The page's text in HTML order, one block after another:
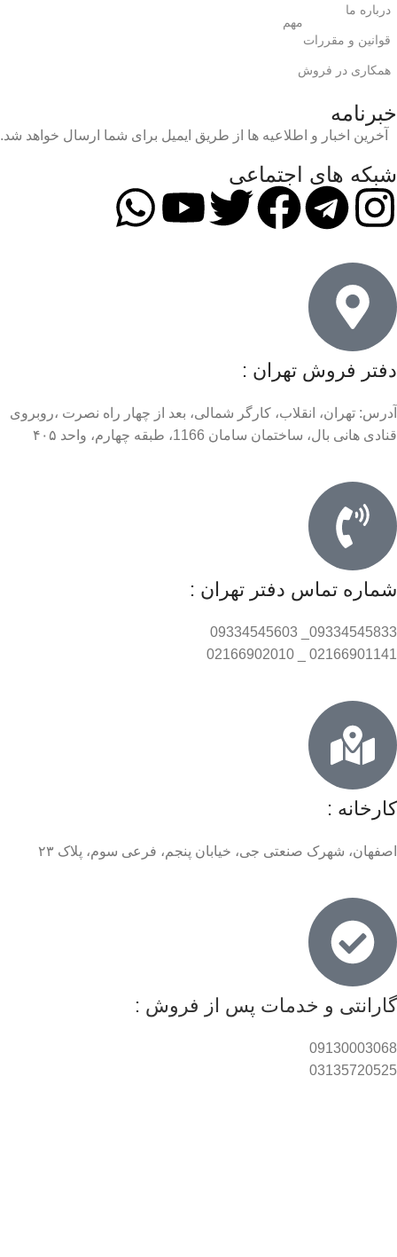
درباره ما
قوانین و مقررات
مهم
همکاری در فروش
خبرنامه
آخرین اخبار و اطلاعیه ها از طریق ایمیل برای شما ارسال خواهد شد.
شبکه های اجتماعی
دفتر فروش تهران :
آدرس: تهران، انقلاب، کارگر شمالی، بعد از چهار راه نصرت ،روبروی
قنادی هانی بال، ساختمان سامان 1166، طبقه چهارم، واحد ۴۰۵
شماره تماس دفتر تهران :
09334545833_ 09334545603
02166901141 _ 02166902010
کارخانه :
اصفهان، شهرک صنعتی جی، خیابان پنجم، فرعی سوم، پلاک ۲۳
گارانتی و خدمات پس از فروش :
09130003068
03135720525